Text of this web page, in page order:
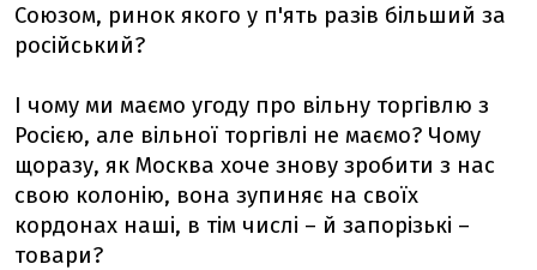
Союзом, ринок якого у п'ять разів більший за
російський?
І чому ми маємо угоду про вільну торгівлю з
Росією, але вільної торгівлі не маємо? Чому
щоразу, як Москва хоче знову зробити з нас
свою колонію, вона зупиняє на своїх
кордонах наші, в тім числі – й запорізькі –
товари?